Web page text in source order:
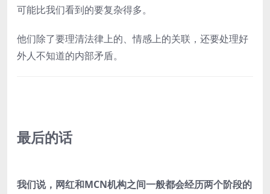
可能比我们看到的要复杂得多。
他们除了要理清法律上的、情感上的关联，还要处理好
外人不知道的内部矛盾。
最后的话
我们说，网红和MCN机构之间一般都会经历两个阶段的